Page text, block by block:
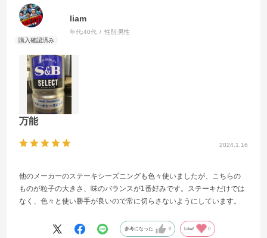
2024.1.16
万能
liam
年代:40代 性別:男性
他のメーカーのステーキシーズニングも色々使いましたが、こちらの
ものが粒子の大きさ、味のバランスが1番好みです。ステーキだけでは
なく、色々と使い勝手が良いので常に切らさないようにしています。
参考になった 0 Like! 0